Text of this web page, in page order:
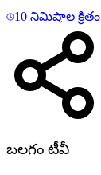
10 నిమిషాల క్రితం
బలగం టీవీ